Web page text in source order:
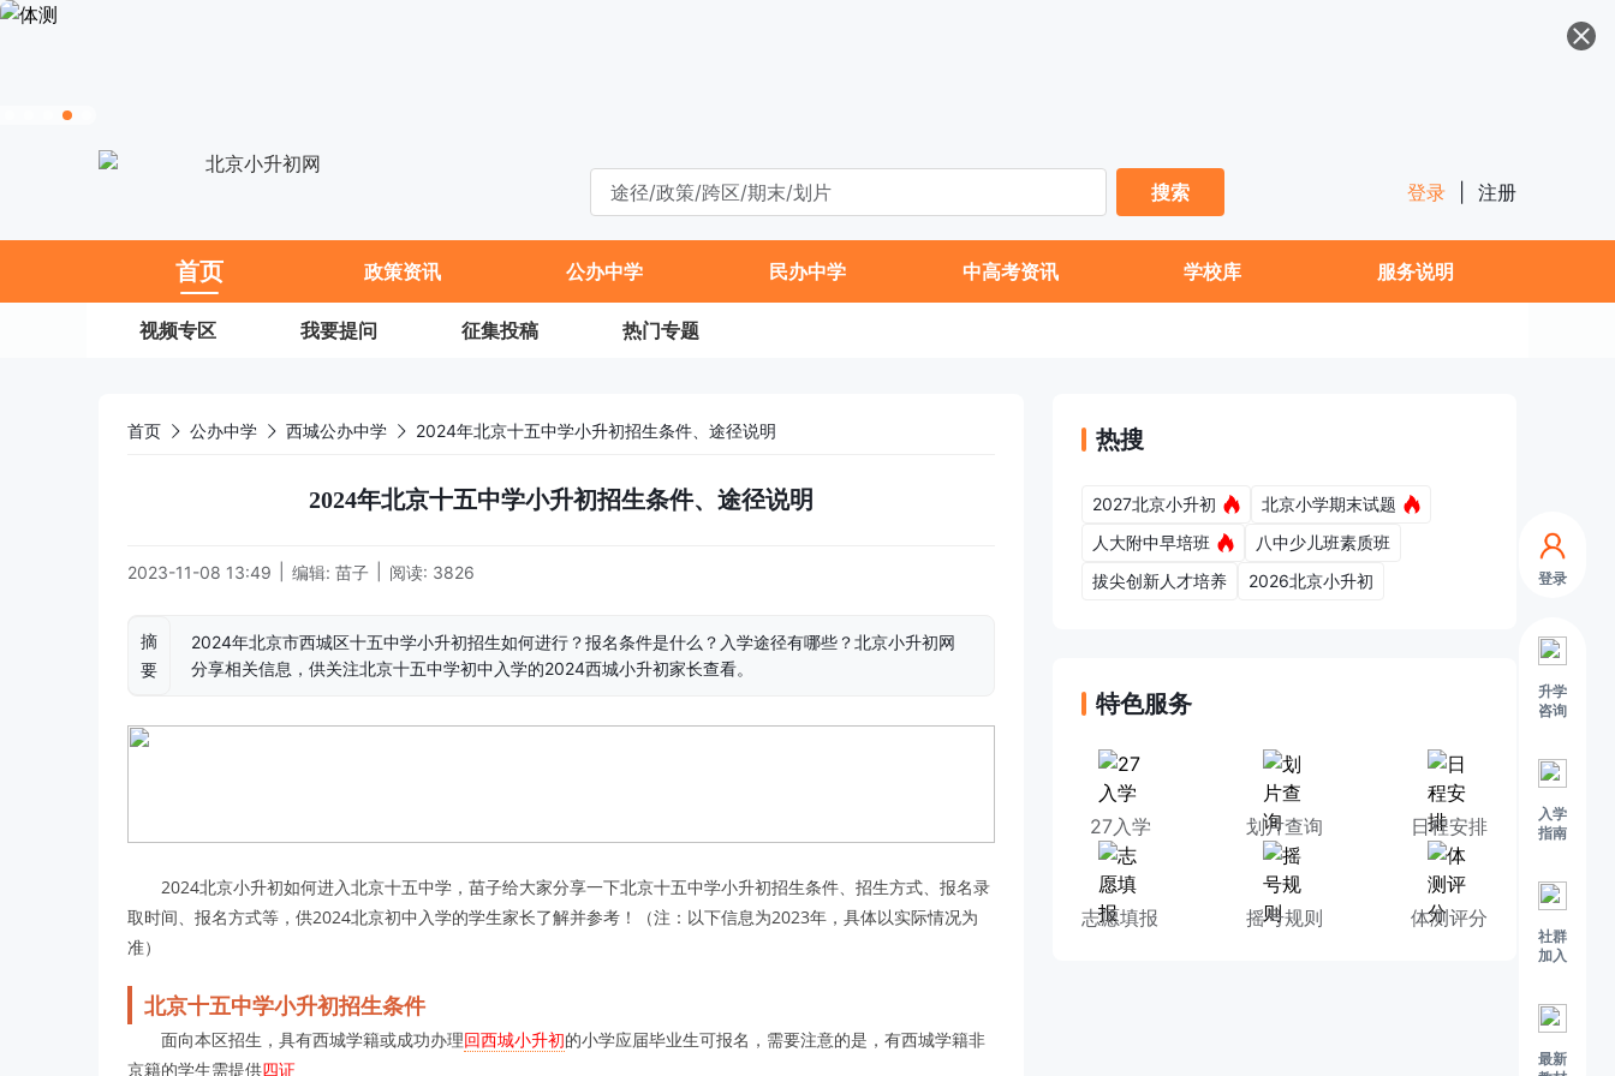
登录
升学
咨询
入学
指南
社群
加入
最新
搜索
登录 注册
首页 政策资讯 公办中学 民办中学 中高考资讯 学校库 服务说明
视频专区 我要提问 征集投稿 热门专题
首页 公办中学 西城公办中学 2024年北京十五中学小升初招生条件、途径说明
2024年北京十五中学小升初招生条件、途径说明
2023-11-08 13:49 编辑: 苗子 阅读: 3826
摘
要
2024年北京市西城区十五中学小升初招生如何进行？报名条件是什么？入学途径有哪些？北京小升初网
分享相关信息，供关注北京十五中学初中入学的2024西城小升初家长查看。
2024北京小升初如何进入北京十五中学，苗子给大家分享一下北京十五中学小升初招生条件、招生方式、报名录
取时间、报名方式等，供2024北京初中入学的学生家长了解并参考！（注：以下信息为2023年，具体以实际情况为
准）
北京十五中学小升初招生条件
面向本区招生，具有西城学籍或成功办理回西城小升初的小学应届毕业生可报名，需要注意的是，有西城学籍非
京籍的学生需提供四证
热搜
2027北京小升初
北京小学期末试题
人大附中早培班
八中少儿班素质班
拔尖创新人才培养
2026北京小升初
特色服务
27入学 划片查询 日程安排
志愿填报 摇号规则 体测评分